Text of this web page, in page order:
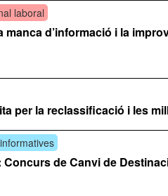
laboral
d’informació i la
per la reclassificació i les
de Canvi de